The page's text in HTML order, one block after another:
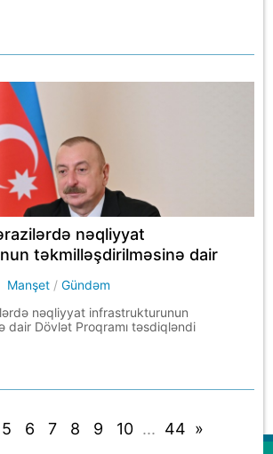
nəqliyyat
təkmilləşdirilməsinə dair
Manşet /Gündəm
nəqliyyat infrastrukturunun
dair Dövlət Proqramı təsdiqləndi
5 6 7 8 9 10 ... 44 »